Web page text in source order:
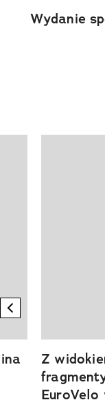
Wydanie
previous element
Z
EuroVelo